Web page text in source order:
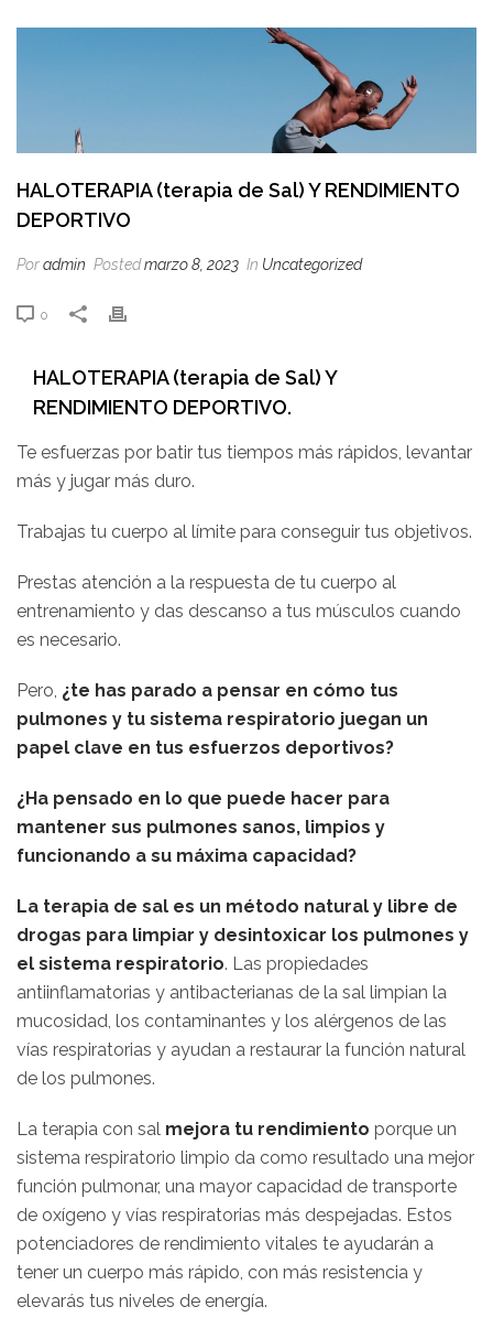
HALOTERAPIA (terapia de Sal) Y RENDIMIENTO
DEPORTIVO
Poradmin Postedmarzo 8, 2023 In Uncategorized
0
HALOTERAPIA (terapia de Sal) Y
RENDIMIENTO DEPORTIVO.
Te esfuerzas por batir tus tiempos más rápidos, levantar
más y jugar más duro.
Trabajas tu cuerpo al límite para conseguir tus objetivos.
Prestas atención a la respuesta de tu cuerpo al
entrenamiento y das descanso a tus músculos cuando
es necesario.
Pero, ¿te has parado a pensar en cómo tus
pulmones y tu sistema respiratorio juegan un
papel clave en tus esfuerzos deportivos?
¿Ha pensado en lo que puede hacer para
mantener sus pulmones sanos, limpios y
funcionando a su máxima capacidad?
La terapia de sal es un método natural y libre de
drogas para limpiar y desintoxicar los pulmones y
el sistema respiratorio. Las propiedades
antiinflamatorias y antibacterianas de la sal limpian la
mucosidad, los contaminantes y los alérgenos de las
vías respiratorias y ayudan a restaurar la función natural
de los pulmones.
La terapia con sal mejora tu rendimiento porque un
sistema respiratorio limpio da como resultado una mejor
función pulmonar, una mayor capacidad de transporte
de oxígeno y vías respiratorias más despejadas. Estos
potenciadores de rendimiento vitales te ayudarán a
tener un cuerpo más rápido, con más resistencia y
elevarás tus niveles de energía.